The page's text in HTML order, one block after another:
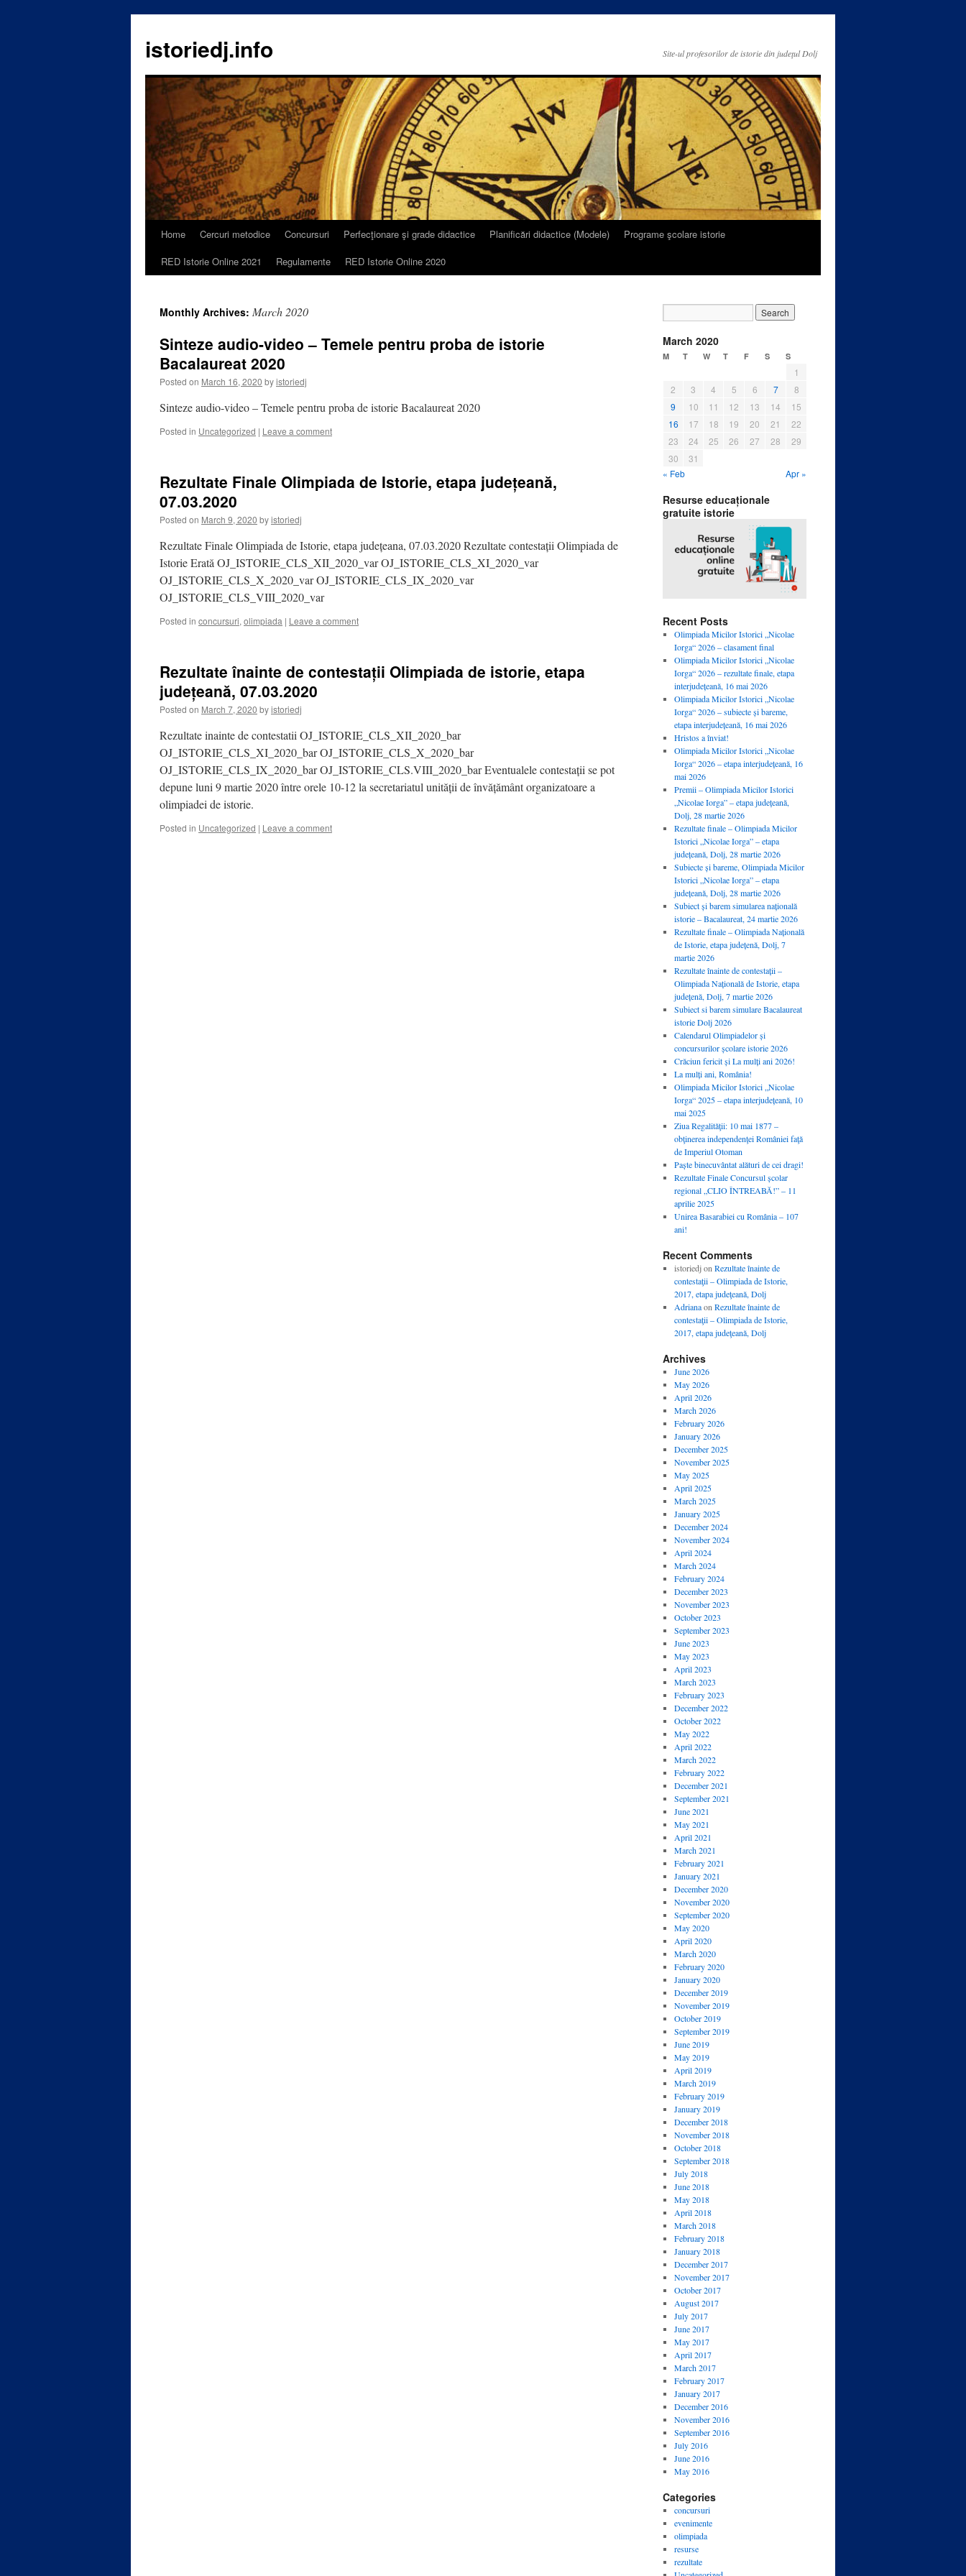
istoriedj.info Site-ul profesorilor de istorie din judeţul Dolj
SkipHome Cercuri metodice Concursuri Perfecţionare şi grade didactice Planificări didactice (Modele)
Programe şcolare istorie
RED Istorie Online 2021
Regulamente RED Istorie Online 2020
Monthly Archives: March 2020
Sinteze audio-video – Temele pentru proba de istorie
Bacalaureat 2020
Posted on March 16, 2020 byistoriedj
Sinteze audio-video – Temele pentru proba de istorie Bacalaureat 2020
Posted in Uncategorized | Leave a comment
Rezultate Finale Olimpiada de Istorie, etapa județeană,
07.03.2020
Posted on March 9, 2020 byistoriedj
Rezultate Finale Olimpiada de Istorie, etapa județeana, 07.03.2020 Rezultate contestații Olimpiada de
Istorie Erată OJ_ISTORIE_CLS_XII_2020_var OJ_ISTORIE_CLS_XI_2020_var
OJ_ISTORIE_CLS_X_2020_var OJ_ISTORIE_CLS_IX_2020_var
OJ_ISTORIE_CLS_VIII_2020_var
Posted in concursuri, olimpiada | Leave a comment
Rezultate înainte de contestații Olimpiada de istorie, etapa
județeană, 07.03.2020
Posted on March 7, 2020 byistoriedj
Rezultate inainte de contestatii OJ_ISTORIE_CLS_XII_2020_bar
OJ_ISTORIE_CLS_XI_2020_bar OJ_ISTORIE_CLS_X_2020_bar
OJ_ISTORIE_CLS_IX_2020_bar OJ_ISTORIE_CLS.VIII_2020_bar Eventualele contestații se pot
depune luni 9 martie 2020 între orele 10-12 la secretariatul unității de învățământ organizatoare a
olimpiadei de istorie.
Posted in Uncategorized | Leave a comment
March 2020
M T W T F S S
1
2
3 4 5 6 7
8
9
10 11 12 13 14
15
16
17 18 19 20 21
22
23
24 25 26 27 28
29
30
31
« Feb
Apr »
Resurse educaționale
gratuite istorie
Recent Posts
Olimpiada Micilor Istorici „Nicolae
Iorga“ 2026 – clasament final
Olimpiada Micilor Istorici „Nicolae
Iorga“ 2026 – rezultate finale, etapa
interjudețeană, 16 mai 2026
Olimpiada Micilor Istorici „Nicolae
Iorga“ 2026 – subiecte și bareme,
etapa interjudețeană, 16 mai 2026
Hristos a înviat!
Olimpiada Micilor Istorici „Nicolae
Iorga“ 2026 – etapa interjudețeană, 16
mai 2026
Premii – Olimpiada Micilor Istorici
„Nicolae Iorga” – etapa județeană,
Dolj, 28 martie 2026
Rezultate finale – Olimpiada Micilor
Istorici „Nicolae Iorga” – etapa
județeană, Dolj, 28 martie 2026
Subiecte și bareme, Olimpiada Micilor
Istorici „Nicolae Iorga” – etapa
județeană, Dolj, 28 martie 2026
Subiect și barem simularea națională
istorie – Bacalaureat, 24 martie 2026
Rezultate finale – Olimpiada Națională
de Istorie, etapa județenă, Dolj, 7
martie 2026
Rezultate înainte de contestații –
Olimpiada Națională de Istorie, etapa
județenă, Dolj, 7 martie 2026
Subiect si barem simulare Bacalaureat
istorie Dolj 2026
Calendarul Olimpiadelor și
concursurilor școlare istorie 2026
Crăciun fericit și La mulți ani 2026!
La mulți ani, România!
Olimpiada Micilor Istorici „Nicolae
Iorga“ 2025 – etapa interjudețeană, 10
mai 2025
Ziua Regalităţii: 10 mai 1877 –
obţinerea independenţei României faţă
de Imperiul Otoman
Paște binecuvântat alături de cei dragi!
Rezultate Finale Concursul școlar
regional „CLIO ÎNTREABĂ!” – 11
aprilie 2025
Unirea Basarabiei cu România – 107
ani!
Recent Comments
istoriedjon Rezultate înainte de
contestaţii – Olimpiada de Istorie,
2017, etapa judeţeană, Dolj
Adrianaon Rezultate înainte de
contestaţii – Olimpiada de Istorie,
2017, etapa judeţeană, Dolj
Archives
June 2026
May 2026
April 2026
March 2026
February 2026
January 2026
December 2025
November 2025
May 2025
April 2025
March 2025
January 2025
December 2024
November 2024
April 2024
March 2024
February 2024
December 2023
November 2023
October 2023
September 2023
June 2023
May 2023
April 2023
March 2023
February 2023
December 2022
October 2022
May 2022
April 2022
March 2022
February 2022
December 2021
September 2021
June 2021
May 2021
April 2021
March 2021
February 2021
January 2021
December 2020
November 2020
September 2020
May 2020
April 2020
March 2020
February 2020
January 2020
December 2019
November 2019
October 2019
September 2019
June 2019
May 2019
April 2019
March 2019
February 2019
January 2019
December 2018
November 2018
October 2018
September 2018
July 2018
June 2018
May 2018
April 2018
March 2018
February 2018
January 2018
December 2017
November 2017
October 2017
August 2017
July 2017
June 2017
May 2017
April 2017
March 2017
February 2017
January 2017
December 2016
November 2016
September 2016
July 2016
June 2016
May 2016
Categories
concursuri
evenimente
olimpiada
resurse
rezultate